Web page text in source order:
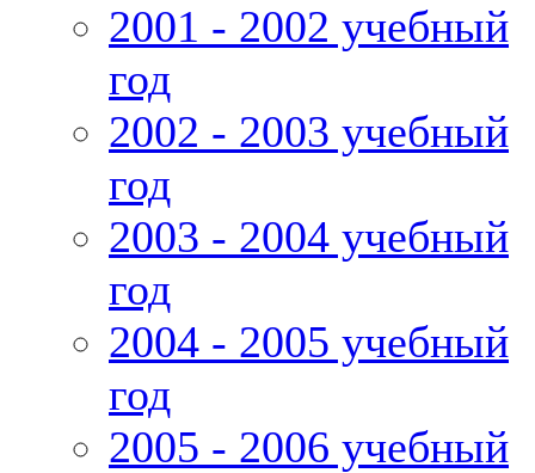
2001 - 2002 учебный
год
2002 - 2003 учебный
год
2003 - 2004 учебный
год
2004 - 2005 учебный
год
2005 - 2006 учебный